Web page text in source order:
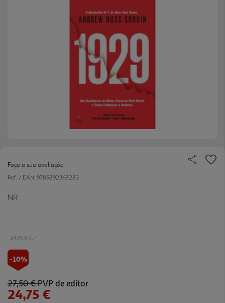
Faça a sua avaliação
Ref. / EAN: 9789892368283
NR.
24.75 €/un
-10%
27,50 €PVP de editor
24,75 €